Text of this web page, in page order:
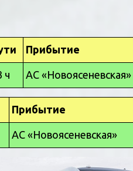
Прибытие
ч АС «Новоясеневская»
Прибытие
АС «Новоясеневская»